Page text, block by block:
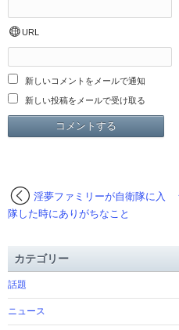
URL
新しいコメントをメールで通知
新しい投稿をメールで受け取る
淫夢ファミリーが自衛隊に入
隊した時にありがちなこと
カテゴリー
話題
ニュース